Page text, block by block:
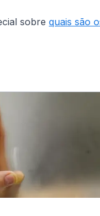
sobre quais são